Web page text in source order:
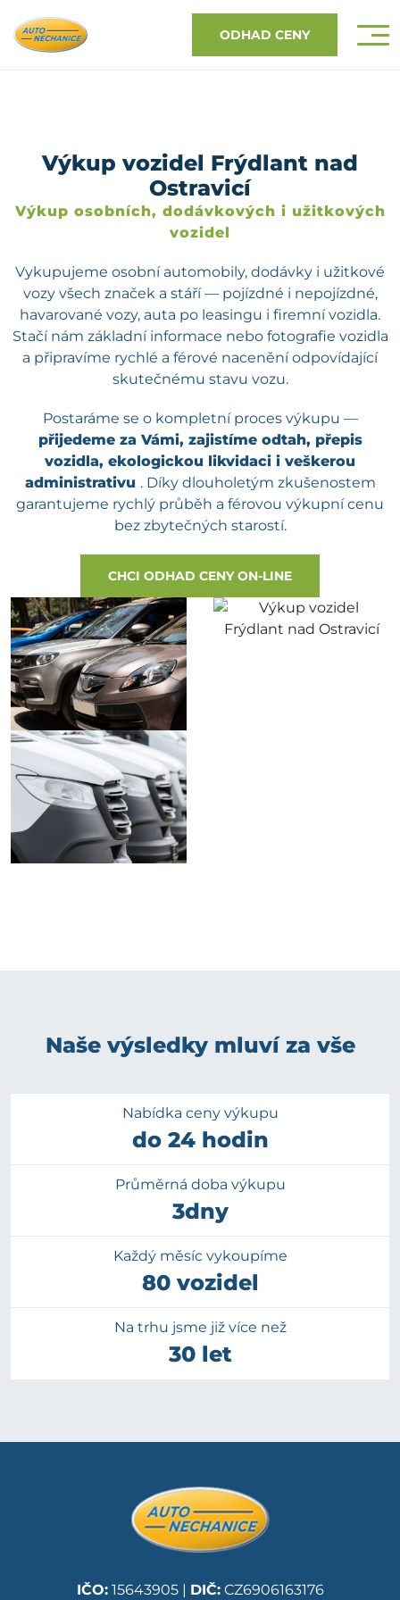
ODHAD CENY
Výkup vozidel Frýdlant nad
Ostravicí
Výkup osobních, dodávkových i užitkových
vozidel
Vykupujeme osobní automobily, dodávky i užitkové
vozy všech značek a stáří — pojízdné i nepojízdné,
havarované vozy, auta po leasingu i firemní vozidla.
Stačí nám základní informace nebo fotografie vozidla
a připravíme rychlé a férové nacenění odpovídající
skutečnému stavu vozu.
Postaráme se o kompletní proces výkupu —
přijedeme za Vámi, zajistíme odtah, přepis
vozidla, ekologickou likvidaci i veškerou
administrativu . Díky dlouholetým zkušenostem
garantujeme rychlý průběh a férovou výkupní cenu
bez zbytečných starostí.
CHCI ODHAD CENY ON-LINE
Naše výsledky mluví za vše
Nabídka ceny výkupu
do 24 hodin
Průměrná doba výkupu
3dny
Každý měsíc vykoupíme
80 vozidel
Na trhu jsme již více než
30 let
IČO:15643905 | DIČ:CZ6906163176